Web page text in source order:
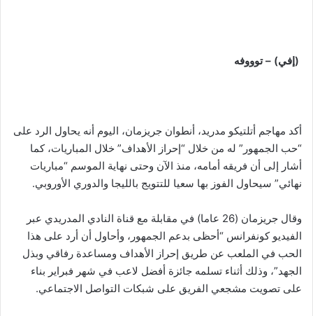
(إفي) – توووفه
أكد مهاجم أتلتيكو مدريد، أنطوان جريزمان، اليوم أنه يحاول الرد على
“حب الجمهور” له من خلال “إحراز الأهداف” خلال المباريات، كما
أشار إلى أن فريقه أمامه، منذ الآن وحتى نهاية الموسم “مباريات
نهائي” سيحاول الفوز بها سعيا للتتويج بالليجا والدوري الأوروبي.
وقال جريزمان (26 عاما) في مقابلة مع قناة النادي المدريدي عبر
الفيديو كونفرانس “أحظى بدعم الجمهور، وأحاول أن أرد على هذا
الحب في الملعب عن طريق إحراز الأهداف ومساعدة رفاقي وبذل
الجهد”، وذلك أثناء تسلمه جائزة أفضل لاعب في شهر فبراير بناء
على تصويت مشجعي الفريق على شبكات التواصل الاجتماعي.